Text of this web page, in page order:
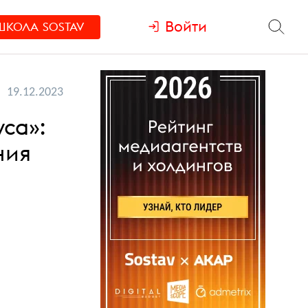
SOSTAV Войти
19.12.2023